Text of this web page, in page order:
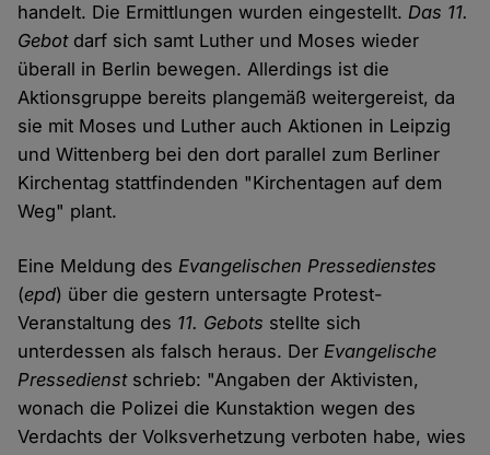
handelt. Die Ermittlungen wurden eingestellt.Das 11.
Gebotdarf sich samt Luther und Moses wieder
überall in Berlin bewegen. Allerdings ist die
Aktionsgruppe bereits plangemäß weitergereist, da
sie mit Moses und Luther auch Aktionen in Leipzig
und Wittenberg bei den dort parallel zum Berliner
Kirchentag stattfindenden "Kirchentagen auf dem
Weg" plant.
Eine Meldung desEvangelischen Pressedienstes
(epd) über die gestern untersagte Protest-
Veranstaltung des 11. Gebots stellte sich
unterdessen als falsch heraus. DerEvangelische
Pressedienstschrieb: "Angaben der Aktivisten,
wonach die Polizei die Kunstaktion wegen des
Verdachts der Volksverhetzung verboten habe, wies